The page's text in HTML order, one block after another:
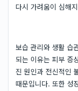
다시 가려움이 심해
보습 관리와 생활 습
되는 이유는 피부 증
진 원인과 전신적인
때문입니다. 또한 성